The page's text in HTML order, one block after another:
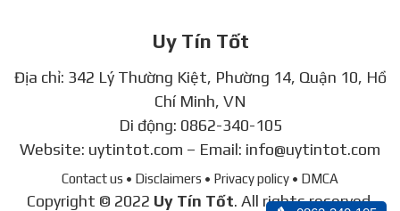
Uy Tín Tốt
Địa chỉ: 342 Lý Thường Kiệt, Phường 14, Quận 10, Hồ
Chí Minh, VN
Di động: 0862-340-105
Website: uytintot.com – Email: info@uytintot.com
Contact us • Disclaimers • Privacy policy • DMCA
Copyright © 2022 Uy Tín Tốt. All rights reserved.